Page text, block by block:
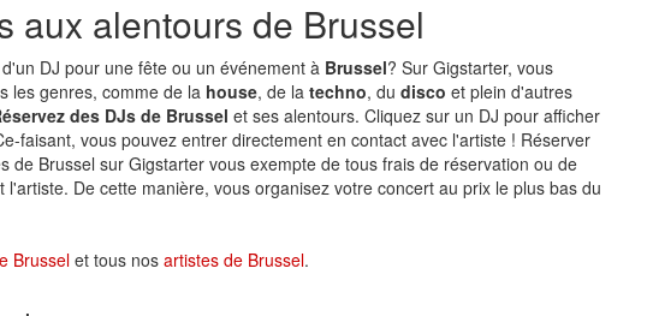
aux alentours de Brussel
DJ pour une fête ou un événement à Brussel? Sur Gigstarter, vous
les genres, comme de la house, de la techno, du disco et plein d'autres
des DJs de Brussel et ses alentours. Cliquez sur un DJ pour afficher
faisant, vous pouvez entrer directement en contact avec l'artiste ! Réserver
de Brussel sur Gigstarter vous exempte de tous frais de réservation ou de
l'artiste. De cette manière, vous organisez votre concert au prix le plus bas du
Brussel et tous nos artistes de Brussel.